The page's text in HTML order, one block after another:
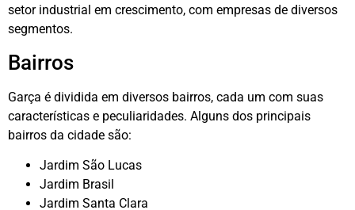
setor industrial em crescimento, com empresas de diversos
segmentos.
Bairros
Garça é dividida em diversos bairros, cada um com suas
características e peculiaridades. Alguns dos principais
bairros da cidade são:
Jardim São Lucas
Jardim Brasil
Jardim Santa Clara